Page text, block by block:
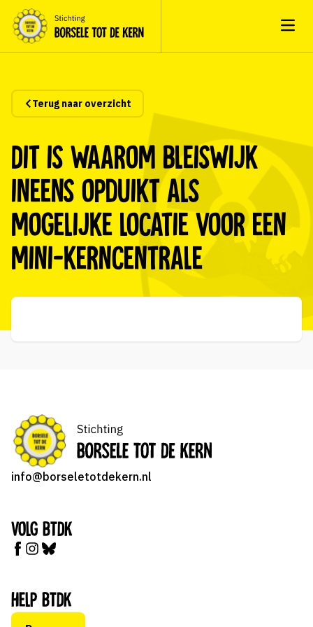
Terug naar overzicht
Dit is waarom Bleiswijk
ineens opduikt als
mogelijke locatie voor een
mini-kerncentrale
info@borseletotdekern.nl
Volg BTDK
Help BTDK